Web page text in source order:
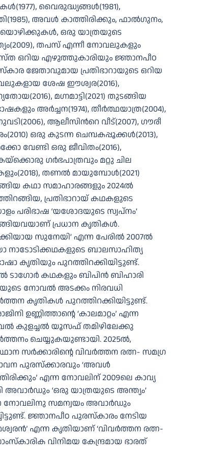
വൈരുദ്ധ്യങ്ങള്‍(1981),
അവള്‍ കാത്തിരിക്കും, ഫാല്‍ഗുനം,
ഒരു യാത്രയുടെ
തപസ് എന്നീ നോവലുകളും
ഒറിയ എഴുത്തുകാരിയും ജ്ഞാനപീഠ
ജേതാവുമായ പ്രതിഭാറായുടെ ഒറിയ
ശേഷ ഈശ്വര(2016),
മഗ്നമാട്ടി(2021) തുടങ്ങിയ
അര്‍ച്ചന(1974), തീര്‍ത്ഥയാത്ര(2004),
ആലീസിന്‍റെ വീട്(2007), ഗൗരീ
ഒരു കുടന്ന ചെമ്പകപ്പൂക്കൾ(2013),
വേണ്ടി ഒരു ജീവിതം(2016),
ഗർഭപാത്രവും മറ്റു ചില
തണൽ മായുമ്പോൾ(2021)
കഥാ സമാഹാരങ്ങളും 2024ൽ
പ്രതിഭാറായ് കഥകളുടെ
പരിഭാഷ ‘യശോദയുടെ സ്വപ്നം’
പ്രധാന കൃതികള്‍.
സുനേയി’ എന്ന പേരിൽ 2007ൽ
നാടോടിക്കഥകളുടെ ബാലസാഹിത്യ
കൃതിയും പുറത്തിറക്കിയിട്ടുണ്ട്.
ടാഗോർ കഥകളും ബിപിന്‍ ബിഹാരി
നോവല്‍ അടക്കം നിരവധി
കൃതികൾ പുറത്തിറക്കിയിട്ടുണ്ട്.
ഉണ്ണിത്താന്റെ ‘കാലമാറ്റം’ എന്ന
കുളച്ചൽ യൂസഫ് തമിഴിലേക്കു
ചെയ്യുകയുണ്ടായി. 2025ൽ,
സർക്കാരിന്റെ വിവർത്തന രത്ന- സമഗ്ര
പുരസ്‌ക്കാരവും ‘അവള്‍
എന്ന നോവലിന് 2009ലെ കാവ്യ
അവാര്‍ഡും ‘ഒരു യാത്രയുടെ അന്ത്യം’
നോവലിനു സമന്വയം അവാര്‍ഡും
ജ്ഞാനപീഠ പുരസ്കാരം നേടിയ
എന്ന കൃതിയാണ് ‘വിവർത്തന രത്ന-
വിനിമയ കേന്ദ്രമായ ഭാരത്